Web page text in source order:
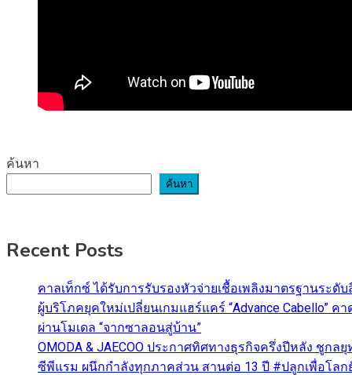
ค้นหา
ค้นหา
Recent Posts
คาลเท็กซ์ ได้รับการรับรองหัวจ่ายเชื้อเพลิงมาตรฐานร
ผู้บริโภคยุคใหม่เปลี่ยนเกมแฮร์แคร์ “Advance
ผ่านโมเดล “จากซาลอนสู่บ้าน”
OMODA & JAECOO ประกาศทิศทางธุรกิจครึ่งปีหลัง ชูกล
ซีพีแรม ผนึกกำลังทุกภาคส่วน สานต่อ 13 ปี #ปลูกเพื่อโลก